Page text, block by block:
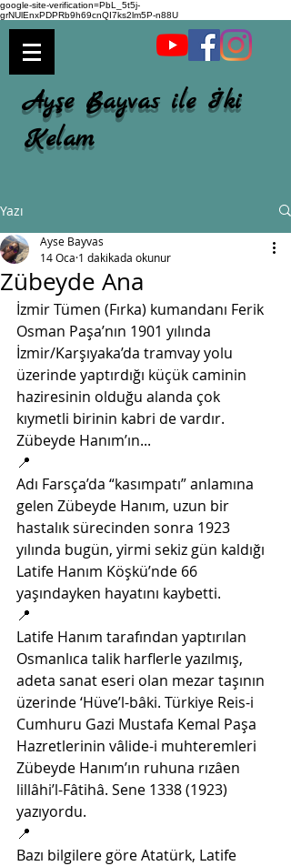
google-site-verification=PbL_5t5j-
grNUlEnxPDPRb9h69cnQI7ks2lm5P-n88U
Ayşe Bayvas ile İki
Kelam
Yazı
Zübeyde Ana
Ayse Bayvas
14 Oca 1 dakikada okunur
İzmir Tümen (Fırka) kumandanı Ferik
Osman Paşa’nın 1901 yılında
İzmir/Karşıyaka’da tramvay yolu
üzerinde yaptırdığı küçük caminin
haziresinin olduğu alanda çok
kıymetli birinin kabri de vardır.
Zübeyde Hanım’ın...
📍
Adı Farsça’da “kasımpatı” anlamına
gelen Zübeyde Hanım, uzun bir
hastalık sürecinden sonra 1923
yılında bugün, yirmi sekiz gün kaldığı
Latife Hanım Köşkü’nde 66
yaşındayken hayatını kaybetti.
📍
Latife Hanım tarafından yaptırılan
Osmanlıca talik harflerle yazılmış,
adeta sanat eseri olan mezar taşının
üzerinde ‘Hüve’l-bâki. Türkiye Reis-i
Cumhuru Gazi Mustafa Kemal Paşa
Hazretlerinin vâlide-i muhteremleri
Zübeyde Hanım’ın ruhuna rızâen
lillâhi’l-Fâtihâ. Sene 1338 (1923)
yazıyordu.
📍
Bazı bilgilere göre Atatürk, Latife